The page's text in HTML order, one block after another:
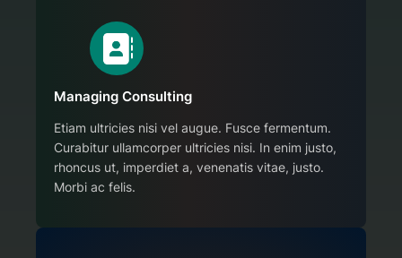
Managing Consulting
Etiam ultricies nisi vel augue. Fusce fermentum.
Curabitur ullamcorper ultricies nisi. In enim justo,
rhoncus ut, imperdiet a, venenatis vitae, justo.
Morbi ac felis.